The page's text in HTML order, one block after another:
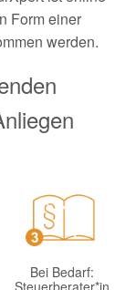
Form einer
werden.
Bei Bedarf:
Steuerberater*in